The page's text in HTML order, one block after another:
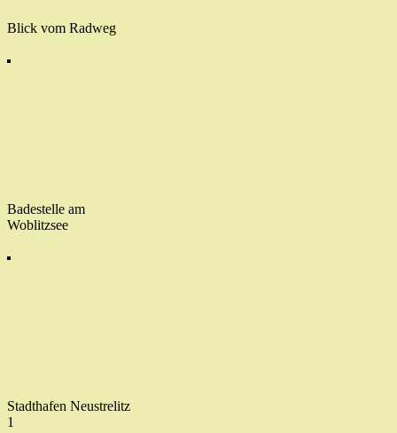
Blick vom Radweg
Badestelle am
Woblitzsee
Stadthafen Neustrelitz
1